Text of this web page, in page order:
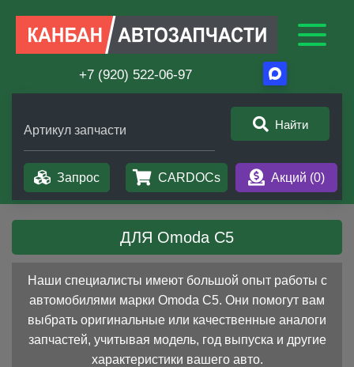
+7 (920) 522-06-97
Артикул запчасти Найти
Запрос CARDOCs Акций (0)
ДЛЯ Omoda C5
Наши специалисты имеют большой опыт работы с
автомобилями марки Omoda C5. Они помогут вам
выбрать оригинальные или качественные аналоги
запчастей, учитывая модель, год выпуска и другие
характеристики вашего авто.